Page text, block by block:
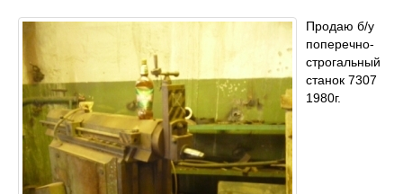
Продаю б/у
поперечно-
строгальный
станок 7307
1980г.